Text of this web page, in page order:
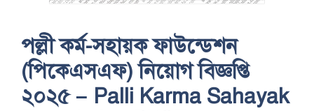
পল্লী কর্ম-সহায়ক ফাউন্ডেশন
(পিকেএসএফ) নিয়োগ বিজ্ঞপ্তি
২০২৫ – Palli Karma Sahayak